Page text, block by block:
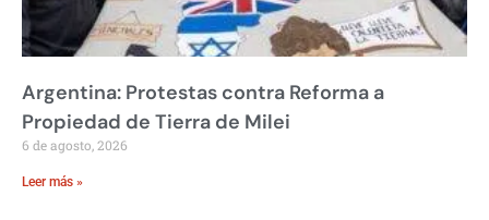
Argentina: Protestas contra Reforma a
Propiedad de Tierra de Milei
6 de agosto, 2026
Leer más »